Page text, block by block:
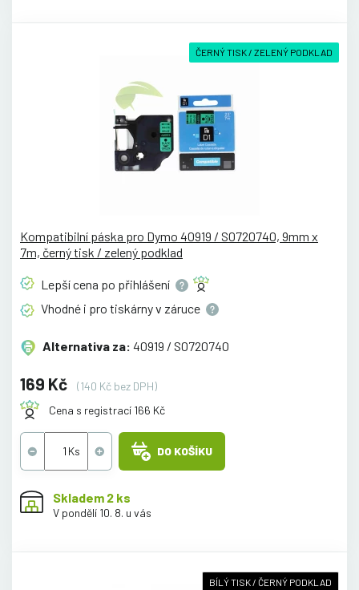
ČERNÝ TISK / ZELENÝ PODKLAD
Kompatibilní páska pro Dymo 40919 / S0720740, 9mm x
7m, černý tisk / zelený podklad
Lepší cena po přihlášení
Vhodné i pro tiskárny v záruce
Alternativa za: 40919 / S0720740
169 Kč
(140 Kč bez DPH)
Cena s registrací 166 Kč
DO KOŠÍKU
Skladem 2 ks
V pondělí 10. 8. u vás
BÍLÝ TISK / ČERNÝ PODKLAD